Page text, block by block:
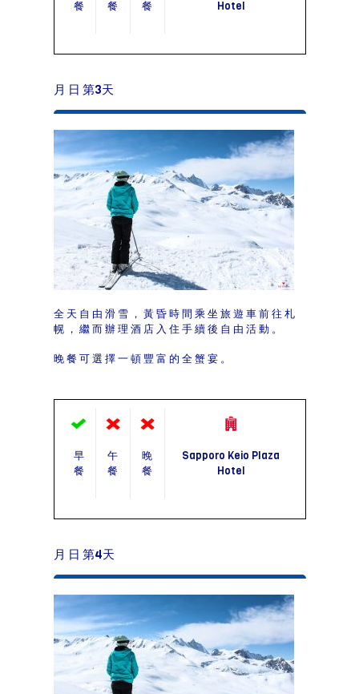
餐 餐 餐 Hotel
月 日 第3天
全天自由滑雪，黃昏時間乘坐旅遊車前往札
幌，繼而辦理酒店入住手續後自由活動。
晚餐可選擇一頓豐富的全蟹宴。
早
餐
午
餐
晚
餐
Sapporo Keio Plaza
Hotel
月 日 第4天